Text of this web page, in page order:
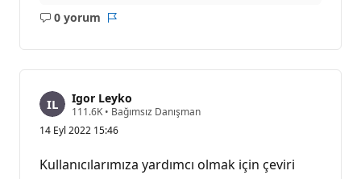
0 yorum
AçıklamaRapor
Igor Leyko
111.6K S
y
ı
n
• Bağımsız Danışman
14 Eyl 2022 15:46
Kullanıcılarımıza yardımcı olmak için çeviri